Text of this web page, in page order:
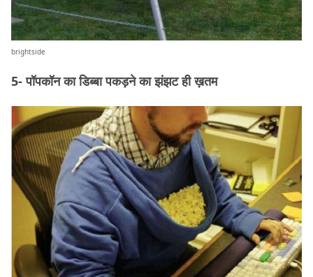
brightside
5- पॉपकॉन का डिब्बा पकड़ने का झंझट ही ख़तम